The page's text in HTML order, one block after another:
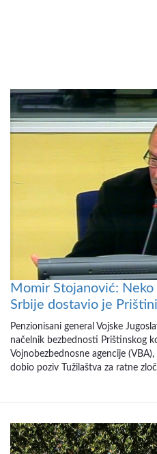
Momir Stojanović: Neko
Srbije dostavio je
Penzionisani general Vojske
načelnik bezbednosti Prištinskog
Vojnobezbednosne agencije
dobio poziv Tužilaštva za ratne